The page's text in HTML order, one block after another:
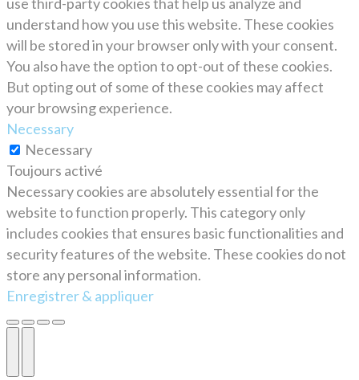
understand how you use this website. These cookies
will be stored in your browser only with your consent.
You also have the option to opt-out of these cookies.
But opting out of some of these cookies may affect
your browsing experience.
Necessary
Necessary
Toujours activé
Necessary cookies are absolutely essential for the
website to function properly. This category only
includes cookies that ensures basic functionalities and
security features of the website. These cookies do not
store any personal information.
Enregistrer & appliquer